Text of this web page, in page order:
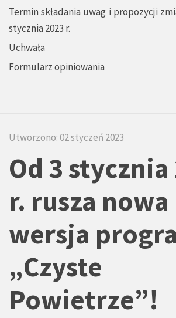
Termin składania uwag i propozycji
stycznia 2023 r.
Uchwała
Formularz opiniowania
Utworzono: 02 styczeń 2023
Od 3 stycznia
r. rusza nowa
wersja
„Czyste
Powietrze”!